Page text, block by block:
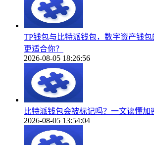
TP钱包与比特派钱包，数字资产钱
更适合你？
2026-08-05 18:26:56
比特派钱包会被标记吗？一文读懂加
2026-08-05 13:54:04